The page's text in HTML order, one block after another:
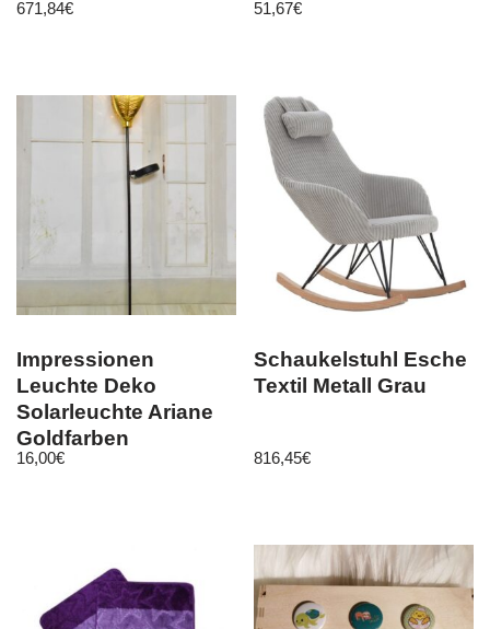
und Chrom York
671,84€ eckig Balkon
51,67€
Impressionen
Leuchte Deko
Solarleuchte Ariane
Goldfarben
16,00€
Schaukelstuhl Esche
Textil Metall Grau
816,45€